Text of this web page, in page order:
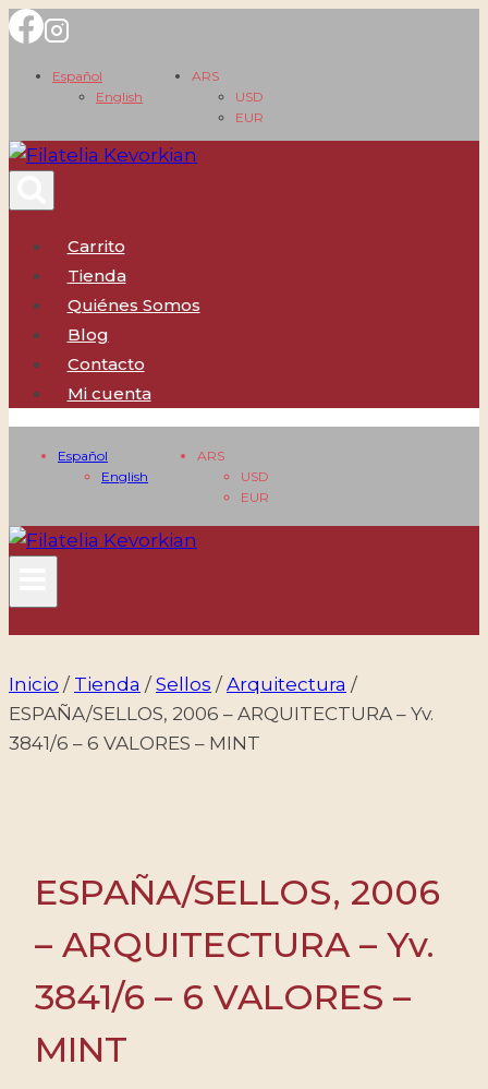
Saltar
contenido
Español
English
ARS
USD
EUR
Carrito
Tienda
Quiénes Somos
Blog
Contacto
Mi cuenta
Español
English
ARS
USD
EUR
Inicio / Tienda / Sellos / Arquitectura /
ESPAÑA/SELLOS, 2006 – ARQUITECTURA – Yv.
3841/6 – 6 VALORES – MINT
ESPAÑA/SELLOS, 2006
– ARQUITECTURA – Yv.
3841/6 – 6 VALORES –
MINT